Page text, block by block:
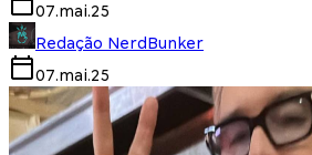
07.mai.25
Redação NerdBunker
07.mai.25